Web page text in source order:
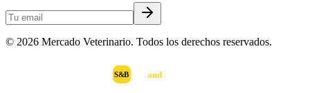
© 2026 Mercado Veterinario. Todos los derechos reservados.
S&B scanandbuy